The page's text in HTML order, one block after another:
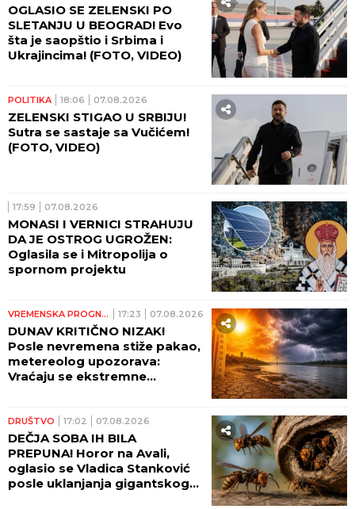
OGLASIO SE ZELENSKI PO
SLETANJU U BEOGRAD! Evo
šta je saopštio i Srbima i
Ukrajincima! (FOTO, VIDEO)
POLITIKA 18:06 07.08.2026
ZELENSKI STIGAO U SRBIJU!
Sutra se sastaje sa Vučićem!
(FOTO, VIDEO)
17:59 07.08.2026
MONASI I VERNICI STRAHUJU
DA JE OSTROG UGROŽEN:
Oglasila se i Mitropolija o
spornom projektu
VREMENSKA PROGNOZA 17:23 07.08.2026
DUNAV KRITIČNO NIZAK!
Posle nevremena stiže pakao,
metereolog upozorava:
Vraćaju se ekstremne
DRUŠTVO 17:02 07.08.2026
DEČJA SOBA IH BILA
PREPUNA! Horor na Avali,
oglasio se Vladica Stanković
posle uklanjanja gigantskog